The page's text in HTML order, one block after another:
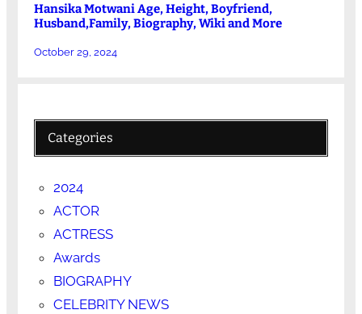
Hansika Motwani Age, Height, Boyfriend,
Husband,Family, Biography, Wiki and More
October 29, 2024
Categories
2024
ACTOR
ACTRESS
Awards
BIOGRAPHY
CELEBRITY NEWS